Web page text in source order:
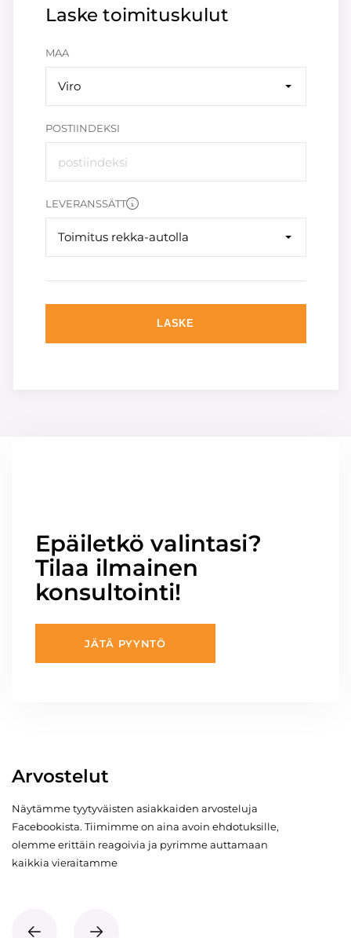
Laske toimituskulut
MAA
Viro
POSTIINDEKSI
LEVERANSSÄTT
Toimitus rekka-autolla
LASKE
Epäiletkö valintasi?
Tilaa ilmainen
konsultointi!
JÄTÄ PYYNTÖ
Arvostelut
Näytämme tyytyväisten asiakkaiden arvosteluja
Facebookista. Tiimimme on aina avoin ehdotuksille,
olemme erittäin reagoivia ja pyrimme auttamaan
kaikkia vieraitamme